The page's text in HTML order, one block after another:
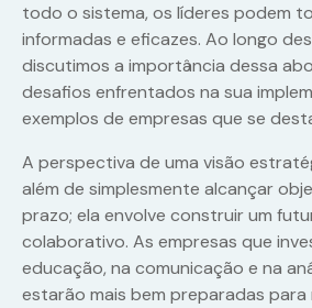
todo o sistema, os líderes podem
informadas e eficazes. Ao longo
discutimos a importância dessa
desafios enfrentados na sua
exemplos de empresas que se
A perspectiva de uma visão
além de simplesmente alcançar
prazo; ela envolve construir um
colaborativo. As empresas que
educação, na comunicação e na
estarão mais bem preparadas para